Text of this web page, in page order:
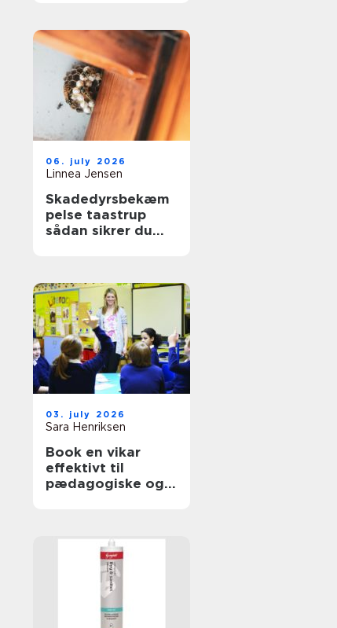
06. july 2026
Linnea Jensen
Skadedyrsbekæm
pelse taastrup
sådan sikrer du
03. july 2026
Sara Henriksen
Book en vikar
effektivt til
pædagogiske og